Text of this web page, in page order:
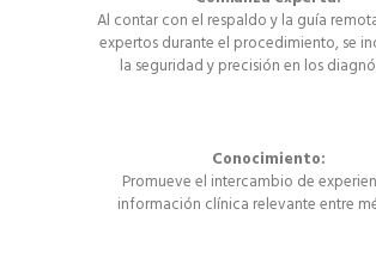
Al contar con el respaldo y la guía
expertos durante el procedimiento, se
la seguridad y precisión en los
Conocimiento:
Promueve el intercambio de
información clínica relevante entre